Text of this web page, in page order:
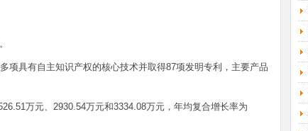
项具有自主知识产权的核心技术并取得87项发明专利，主要产品
万元、2930.54万元和3334.08万元，年均复合增长率为